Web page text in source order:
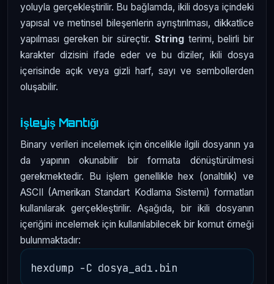
yoluyla gerçekleştirilir. Bu bağlamda, ikili dosya içindeki
yapısal ve metinsel bileşenlerin ayrıştırılması, dikkatlice
yapılması gereken bir süreçtir. Stringterimi, belirli bir
karakter dizisini ifade eder ve bu diziler, ikili dosya
içerisinde açık veya gizli harf, sayı ve sembollerden
oluşabilir.
İşleyiş Mantığı
Binary verileri incelemek için öncelikle ilgili dosyanın ya
da yapının okunabilir bir formata dönüştürülmesi
gerekmektedir. Bu işlem genellikle hex (onaltılık) ve
ASCII (Amerikan Standart Kodlama Sistemi) formatları
kullanılarak gerçekleştirilir. Aşağıda, bir ikili dosyanın
içeriğini incelemek için kullanılabilecek bir komut örneği
bulunmaktadır: